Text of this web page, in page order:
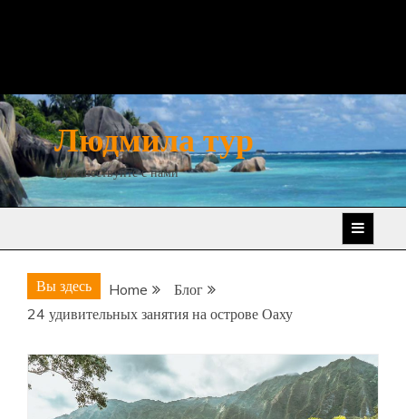
Людмила тур
Путешествуйте с нами
Вы здесь Home
Блог
24 удивительных занятия на острове Оаху